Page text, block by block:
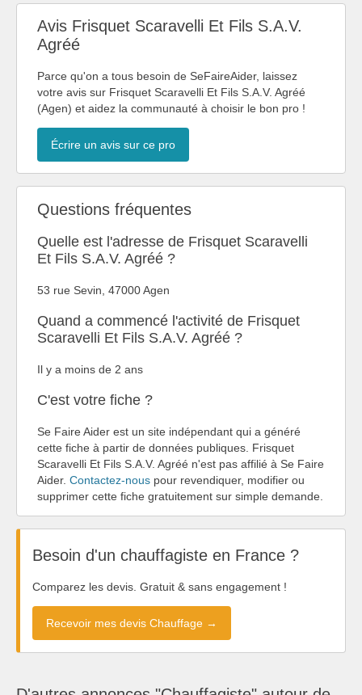
Avis Frisquet Scaravelli Et Fils S.A.V.
Agréé
Parce qu'on a tous besoin de SeFaireAider, laissez
votre avis sur Frisquet Scaravelli Et Fils S.A.V. Agréé
(Agen) et aidez la communauté à choisir le bon pro !
Écrire un avis sur ce pro
Questions fréquentes
Quelle est l'adresse de Frisquet Scaravelli
Et Fils S.A.V. Agréé ?
53 rue Sevin, 47000 Agen
Quand a commencé l'activité de Frisquet
Scaravelli Et Fils S.A.V. Agréé ?
Il y a moins de 2 ans
C'est votre fiche ?
Se Faire Aider est un site indépendant qui a généré
cette fiche à partir de données publiques. Frisquet
Scaravelli Et Fils S.A.V. Agréé n'est pas affilié à Se Faire
Aider. Contactez-nous pour revendiquer, modifier ou
supprimer cette fiche gratuitement sur simple demande.
Besoin d'un chauffagiste en France ?
Comparez les devis. Gratuit & sans engagement !
Recevoir mes devis Chauffage →